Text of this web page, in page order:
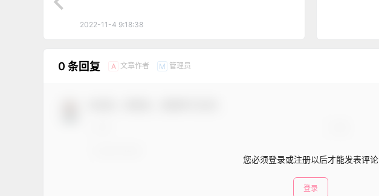
2022-11-4 9:18:38
0 条回复 A 文章作者 M 管理员
您必须登录或注册以后才能发表评论
登录